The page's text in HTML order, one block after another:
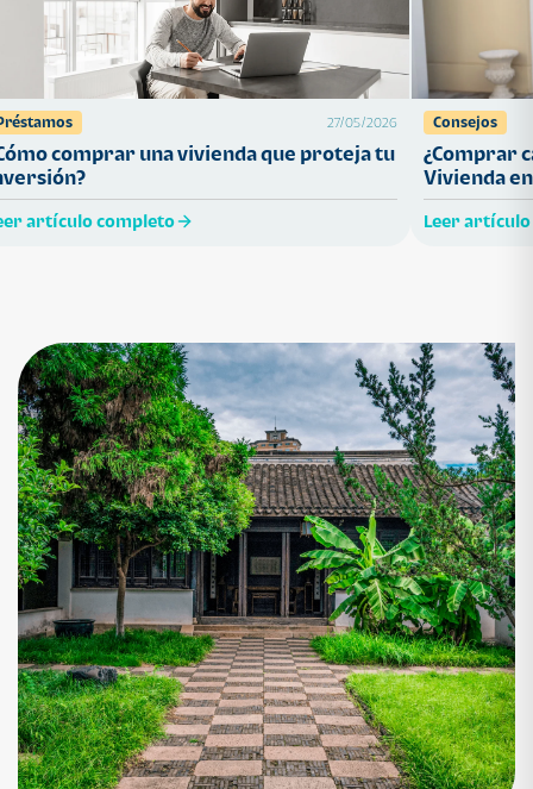
27/05/2026
comprar una vivienda que proteja tu
artículo completo
Consejos
¿Comprar
Vivienda
Leer